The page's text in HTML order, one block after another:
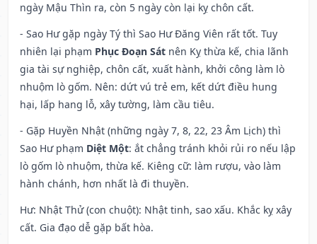
ngày Mậu Thìn ra, còn 5 ngày còn lại kỵ chôn cất.
- Sao Hư gặp ngày Tý thì Sao Hư Đăng Viên rất tốt. Tuy
nhiên lại phạm Phục Đoạn Sát nên Kỵ thừa kế, chia lãnh
gia tài sự nghiệp, chôn cất, xuất hành, khởi công làm lò
nhuộm lò gốm. Nên: dứt vú trẻ em, kết dứt điều hung
hại, lấp hang lỗ, xây tường, làm cầu tiêu.
- Gặp Huyền Nhật (những ngày 7, 8, 22, 23 Âm Lịch) thì
Sao Hư phạm Diệt Một: ắt chẳng tránh khỏi rủi ro nếu lập
lò gốm lò nhuộm, thừa kế. Kiêng cữ: làm rượu, vào làm
hành chánh, hơn nhất là đi thuyền.
Hư: Nhật Thử (con chuột): Nhật tinh, sao xấu. Khắc kỵ xây
cất. Gia đạo dễ gặp bất hòa.